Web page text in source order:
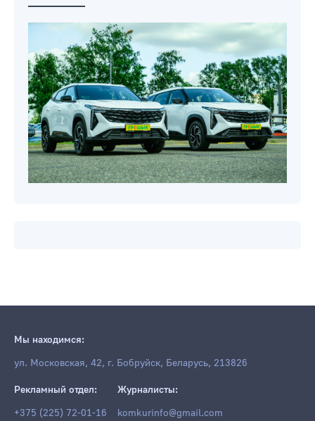
Мы находимся:
ул. Московская, 42, г. Бобруйск, Беларусь, 213826
Рекламный отдел:
+375 (225) 72-01-16
Журналисты:
komkurinfo@gmail.com